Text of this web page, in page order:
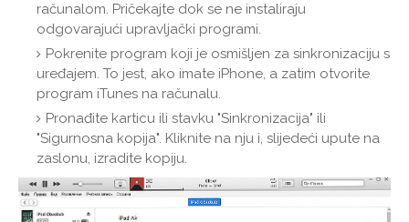
računalom. Pričekajte dok se ne instaliraju
odgovarajući upravljački programi.
Pokrenite program koji je osmišljen za sinkronizaciju s
uređajem. To jest, ako imate iPhone, a zatim otvorite
program iTunes na računalu.
Pronađite karticu ili stavku "Sinkronizacija" ili
"Sigurnosna kopija". Kliknite na nju i, slijedeći upute na
zaslonu, izradite kopiju.